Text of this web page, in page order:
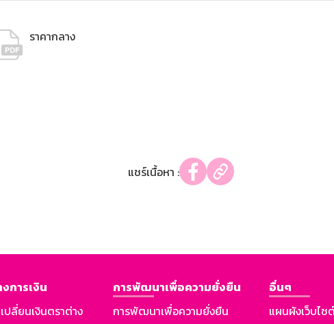
ราคากลาง
แชร์เนื้อหา :
การเงิน
ปลี่ยนเงินตราต่าง
การพัฒนาเพื่อความยั่งยืน
การพัฒนาเพื่อความยั่งยืน
อื่นๆ
แผนผังเว็บไซ